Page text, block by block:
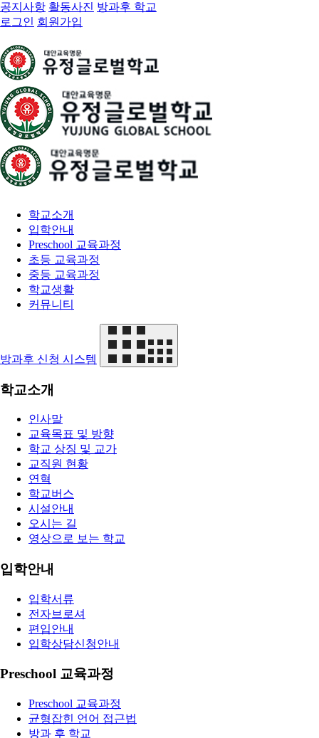
공지사항 활동사진 방과후 학교
로그인 회원가입
학교소개
입학안내
Preschool 교육과정
초등 교육과정
중등 교육과정
학교생활
커뮤니티
방과후 신청 시스템
학교소개
인사말
교육목표 및 방향
학교 상징 및 교가
교직원 현황
연혁
학교버스
시설안내
오시는 길
영상으로 보는 학교
입학안내
입학서류
전자브로셔
편입안내
입학상담신청안내
Preschool 교육과정
Preschool 교육과정
균형잡힌 언어 접근법
방과 후 학교